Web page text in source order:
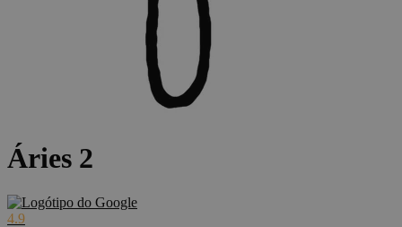
Áries 2
4.9